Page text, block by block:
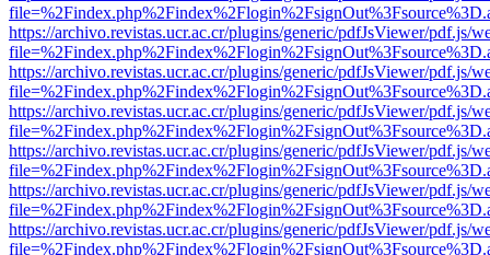
https://archivo.revistas.ucr.ac.cr/plugins/generic/pdfJsViewer/pdf.js/
https://archivo.revistas.ucr.ac.cr/plugins/generic/pdfJsViewer/pdf.js/
https://archivo.revistas.ucr.ac.cr/plugins/generic/pdfJsViewer/pdf.js/
https://archivo.revistas.ucr.ac.cr/plugins/generic/pdfJsViewer/pdf.js/
https://archivo.revistas.ucr.ac.cr/plugins/generic/pdfJsViewer/pdf.js/
https://archivo.revistas.ucr.ac.cr/plugins/generic/pdfJsViewer/pdf.js/